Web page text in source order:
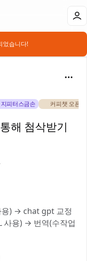
었습니다!
지피터스금손
☕ 커피챗 오픈
해 첨삭받기
용) → chat gpt 교정
용) → 번역(수작업